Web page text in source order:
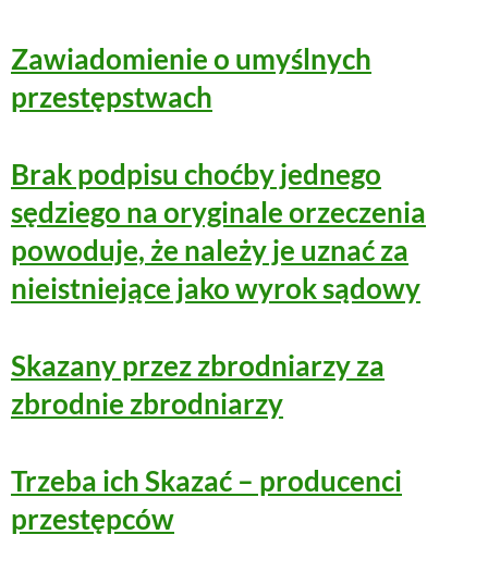
Zawiadomienie o umyślnych
przestępstwach
Brak podpisu choćby jednego
sędziego na oryginale orzeczenia
powoduje, że należy je uznać za
nieistniejące jako wyrok sądowy
Skazany przez zbrodniarzy za
zbrodnie zbrodniarzy
Trzeba ich Skazać – producenci
przestępców